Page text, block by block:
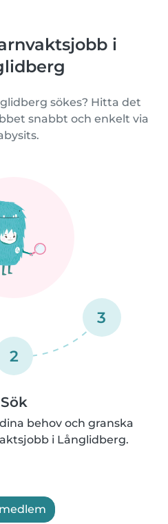
i
sökes? Hitta det
snabbt och enkelt via
2
3
Sök
behov och granska
i Långlidberg.